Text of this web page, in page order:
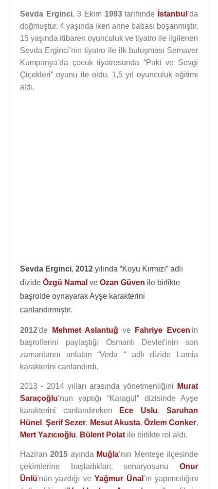
Sevda Erginci, 3 Ekim 1993tarihinde İstanbul ’da
doğmuştur. 4 yaşında iken anne babası boşanmıştır.
15 yaşında itibaren oyunculuk ve tiyatro ile ilgilenen
Sevda Erginci’nin tiyatro ile ilk buluşması Semaver
Kumpanya’da çocuk tiyatrosunda “Paki ve Sevgi
Çiçekleri” oyunu ile oldu. 1,5 yıl oyunculuk eğitimi
aldı.
Sevda Erginci, 2012 yılında “Koyu Kırmızı” adlı
dizide Özgü Namal ve Ozan Güven ile birlikte
başrolde oynayarak Ayşe karakterini
canlandırmıştır.
2012'de Mehmet Aslantuğ ve Fahriye Evcen'in
başrollerini paylaştığı Osmanlı Devlet'inin son
zamanlarını anlatan “Veda “ adlı dizide Lamia
karakterini canlandırdı.
2013 - 2014 yılları arasında yönetmenliğini
Murat
Saraçoğlu’nun yaptığı “Karagül” dizisinde Ayşe
karakterini canlandırırken
Ece Uslu, Saruhan
Hünel ,Şerif Sezer, Mesut Akusta, Özlem Conker,
Mert Yazıcıoğlu, Bülent Polat ile birlikte rol aldı.
Haziran 2015ayında Muğla’nın Menteşe ilçesinde
çekimlerine başladıkları, senaryosunu Onur
Ünlü'nün yazdığı veYağmur Ünal ’ın yapımcılığını